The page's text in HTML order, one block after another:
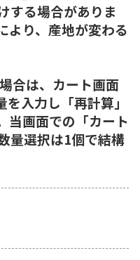
する場合がありま
より、産地が変わる
合は、カート画面
入力し「再計算」
当画面での「カート
量選択は1個で結構